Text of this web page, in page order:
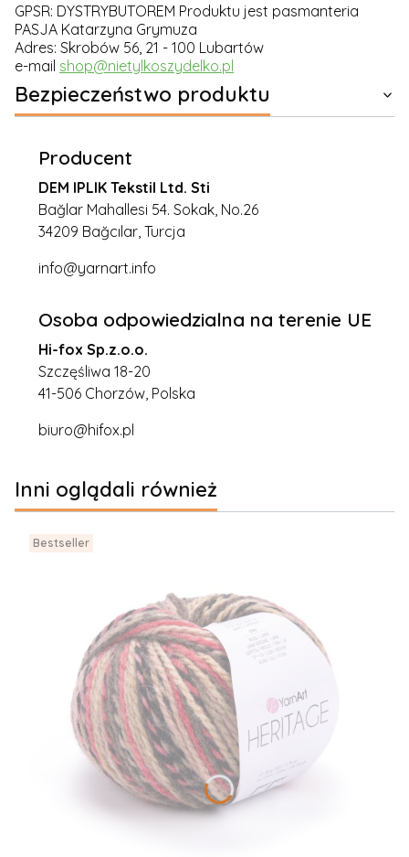
GPSR: DYSTRYBUTOREM Produktu jest pasmanteria
PASJA Katarzyna Grymuza
Adres: Skrobów 56, 21 - 100 Lubartów
e-mail shop@nietylkoszydelko.pl
Bezpieczeństwo produktu
Producent
DEM IPLIK Tekstil Ltd. Sti
Bağlar Mahallesi 54. Sokak, No.26
34209 Bağcılar, Turcja
info@yarnart.info
Osoba odpowiedzialna na terenie UE
Hi-fox Sp.z.o.o.
Szczęśliwa 18-20
41-506 Chorzów, Polska
biuro@hifox.pl
Inni oglądali również
Bestseller